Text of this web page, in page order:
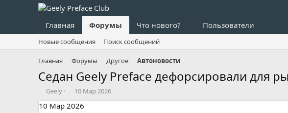
Главная Форумы Что нового? Пользователи
Новые сообщения Поиск сообщений
Главная Форумы Другое Автоновости
Седан Geely Preface дефорсировали для
А
в
т
Geely
Д
а
т
10 Мар 2026
10 Мар 2026